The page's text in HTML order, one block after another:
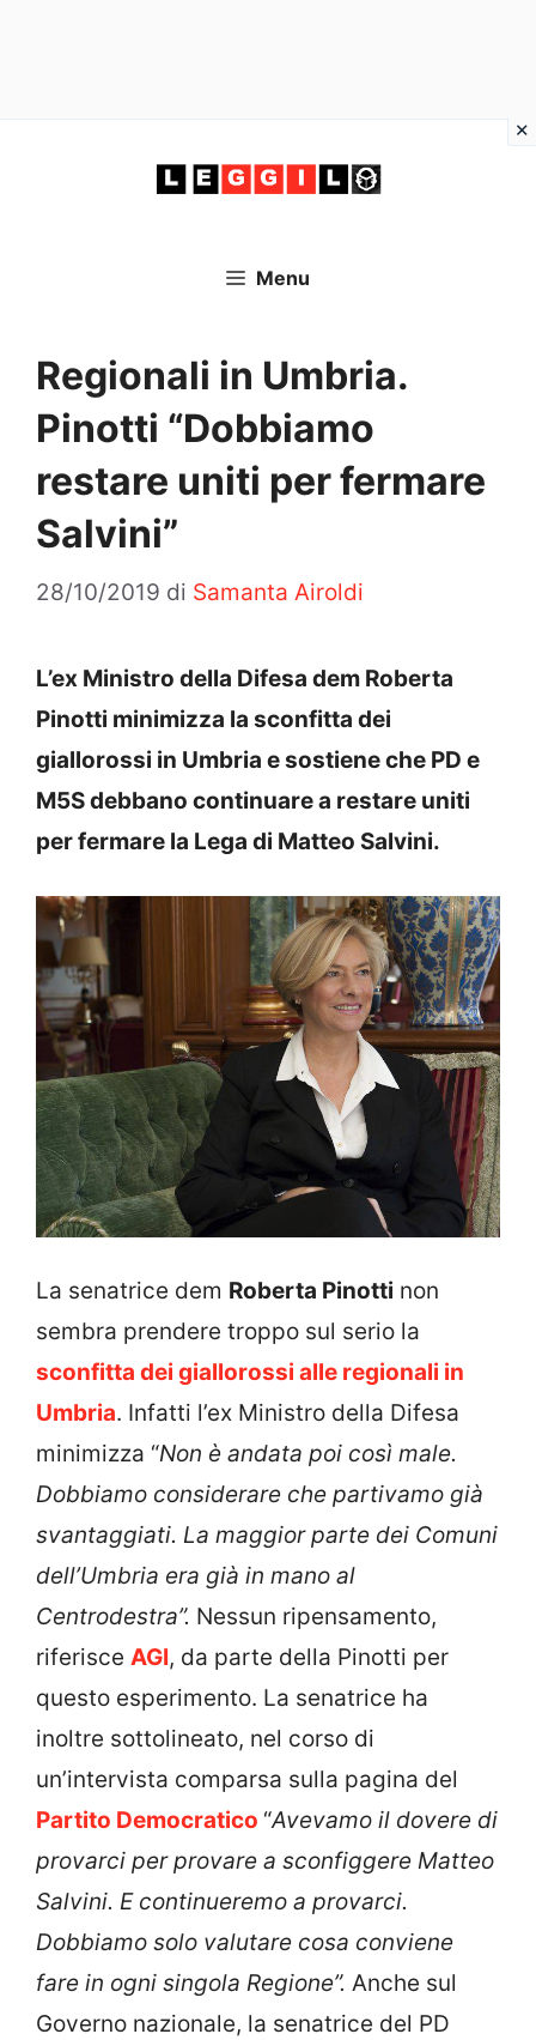
Menu
Regionali in Umbria.
Pinotti “Dobbiamo
restare uniti per fermare
Salvini”
28/10/2019 di Samanta Airoldi
L’ex Ministro della Difesa dem Roberta
Pinotti minimizza la sconfitta dei
giallorossi in Umbria e sostiene che PD e
M5S debbano continuare a restare uniti
per fermare la Lega di Matteo Salvini.
La senatrice dem Roberta Pinotti non
sembra prendere troppo sul serio la
sconfitta dei giallorossi alle regionali in
Umbria. Infatti l’ex Ministro della Difesa
minimizza “Non è andata poi così male.
Dobbiamo considerare che partivamo già
svantaggiati. La maggior parte dei Comuni
dell’Umbria era già in mano al
Centrodestra”. Nessun ripensamento,
riferisce AGI, da parte della Pinotti per
questo esperimento. La senatrice ha
inoltre sottolineato, nel corso di
un’intervista comparsa sulla pagina del
Partito Democratico “Avevamo il dovere di
provarci per provare a sconfiggere Matteo
Salvini. E continueremo a provarci.
Dobbiamo solo valutare cosa conviene
fare in ogni singola Regione”. Anche sul
Governo nazionale, la senatrice del PD